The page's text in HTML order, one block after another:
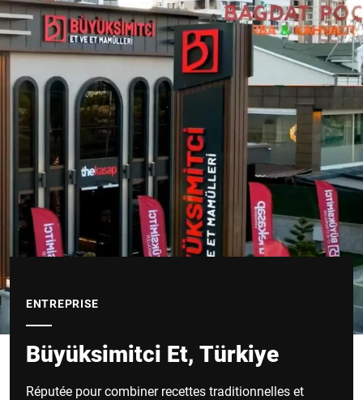
ENTREPRISE
Büyüksimitci Et, Türkiye
Réputée pour combiner recettes traditionnelles et